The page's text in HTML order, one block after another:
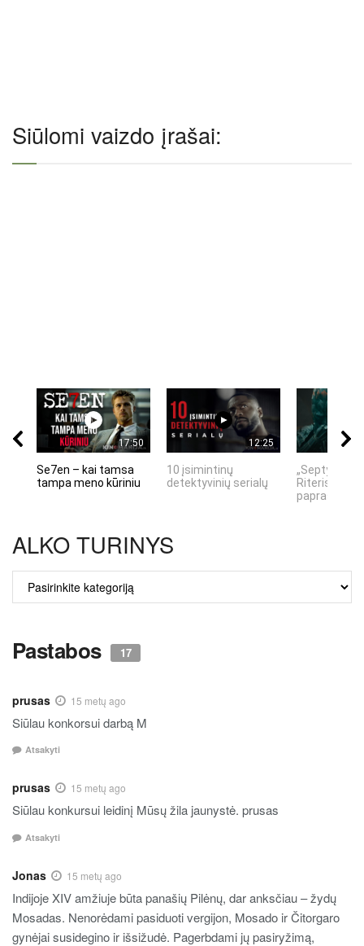
Siūlomi vaizdo įrašai:
17:50
Se7en – kai tamsa
tampa meno kūriniu
12:25
10 įsimintinų
detektyvinių serialų
„Septynių
Riteris" – kai
ALKO TURINYS
TURINYS
Pastabos 17
prusas 15 metų ago
Siūlau konkorsui darbą M
Atsakyti
prusas 15 metų ago
Siūlau konkursui leidinį Mūsų žila jaunystė. prusas
Atsakyti
Jonas 15 metų ago
Indijoje XIV amžiuje būta panašių Pilėnų, dar anksčiau – žydų
Mosadas. Nenorėdami pasiduoti vergijon, Mosado ir Čitorgaro
gynėjai susidegino ir išsižudė. Pagerbdami jų pasiryžimą,